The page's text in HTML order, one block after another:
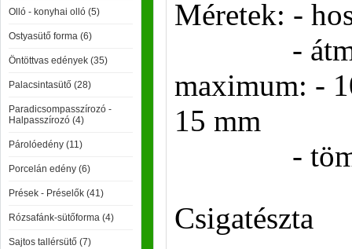
Olló - konyhai olló (5)
Ostyasütő forma (6)
Öntöttvas edények (35)
Palacsintasütő (28)
Paradicsompasszírozó -
Halpasszírozó (4)
Párolóedény (11)
Porcelán edény (6)
Prések - Préselők (41)
Rózsafánk-sütőforma (4)
Sajtos tallérsütő (7)
Méretek: -
-
maximum: -
15 mm
- tömeg:
Csigatészta